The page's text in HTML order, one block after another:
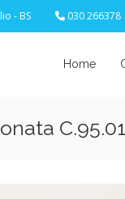
- BS 030 266378
Home